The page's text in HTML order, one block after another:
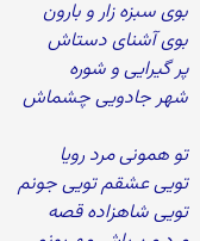
بوی سبزه زار و بارون
بوی آشنای دستاش
پر گیرایی و شوره
شهر جادویی چشماش
تو همونی مرد رویا
تویی عشقم تویی جونم
تویی شاهزاده قصه